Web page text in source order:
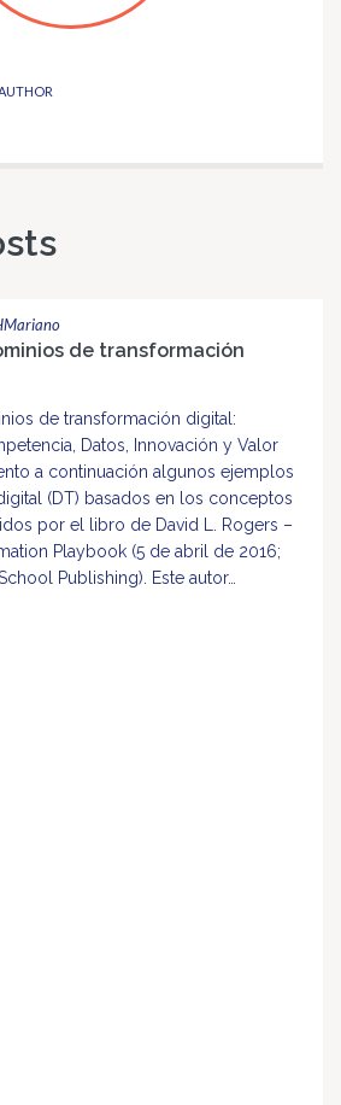
AUTHOR
de transformación
de transformación digital:
Datos, Innovación y Valor
a continuación algunos ejemplos
(DT) basados ​​en los conceptos
por el libro de David L. Rogers –
Playbook (5 de abril de 2016;
Publishing). Este autor…